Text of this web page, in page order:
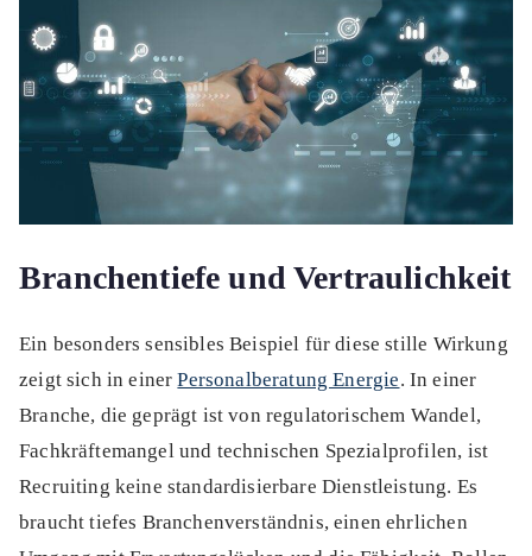
Branchentiefe und Vertraulichkeit
Ein besonders sensibles Beispiel für diese stille Wirkung
zeigt sich in einerPersonalberatung Energie. In einer
Branche, die geprägt ist von regulatorischem Wandel,
Fachkräftemangel und technischen Spezialprofilen, ist
Recruiting keine standardisierbare Dienstleistung. Es
braucht tiefes Branchenverständnis, einen ehrlichen